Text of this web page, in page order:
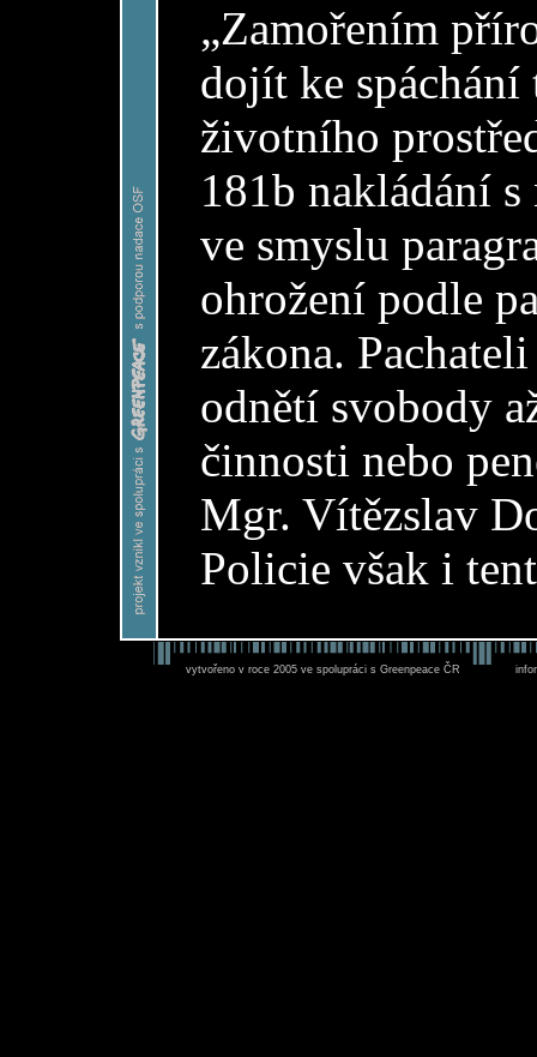
projekt
vznikl
ve
spolupráci
GREENPEACE
podporou
nadace
OSF
„Zamořením
dojít ke
životního
181b nakládání
ve smyslu
ohrožení podle
zákona.
odnětí svobody
činnosti nebo
Mgr. Vítězslav
Policie však i
vytvořeno v roce 2005 ve spolupráci s Greenpeace ČR